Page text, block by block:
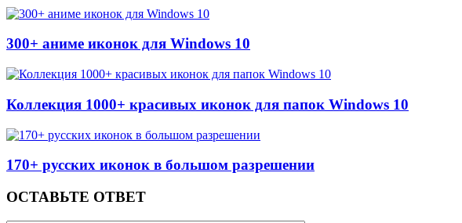
300+ аниме иконок для Windows 10
Коллекция 1000+ красивых иконок для папок Windows 10
170+ русских иконок в большом разрешении
ОСТАВЬТЕ ОТВЕТ